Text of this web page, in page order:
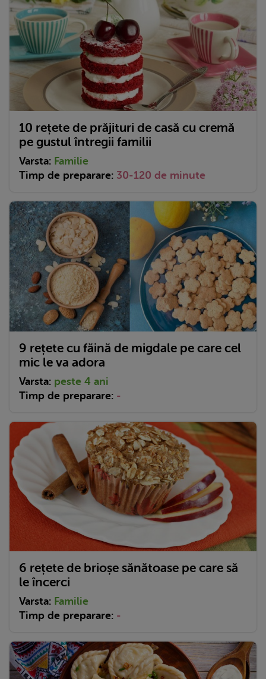
10 rețete de prăjituri de casă cu cremă
pe gustul întregii familii
Varsta: Familie
Timp de preparare: 30-120 de minute
9 rețete cu făină de migdale pe care cel
mic le va adora
Varsta: peste 4 ani
Timp de preparare: -
6 rețete de brioșe sănătoase pe care să
le încerci
Varsta: Familie
Timp de preparare: -